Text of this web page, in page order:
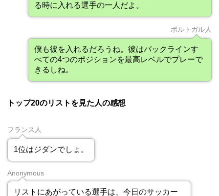
る時に入れる選手の一人だよ。
ポルトガル人
僕も彼を入れるだろうね。彼はバックラインす
べての4つのポジションを最高レベルでプレーで
きるしね。
トップ20のリストを見た人の感想
フランス人
1位はジダンでしょ。
Anonymous
リストにあがっている選手は、今日のサッカー